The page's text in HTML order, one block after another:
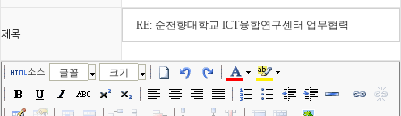
제목
소스 글꼴 크기